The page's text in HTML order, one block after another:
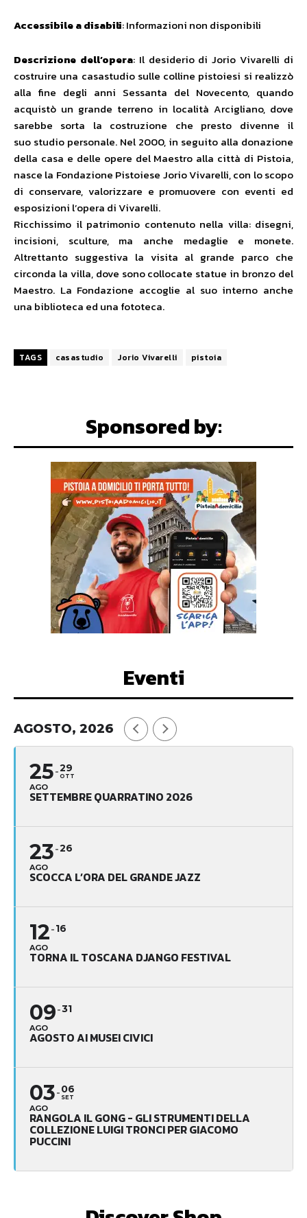
Accessibile a disabili: Informazioni non disponibili
Descrizione dell’opera: Il desiderio di Jorio Vivarelli di
costruire una casastudio sulle colline pistoiesi si realizzò
alla fine degli anni Sessanta del Novecento, quando
acquistò un grande terreno in località Arcigliano, dove
sarebbe sorta la costruzione che presto divenne il
suo studio personale. Nel 2000, in seguito alla donazione
della casa e delle opere del Maestro alla città di Pistoia,
nasce la Fondazione Pistoiese Jorio Vivarelli, con lo scopo
di conservare, valorizzare e promuovere con eventi ed
esposizioni l’opera di Vivarelli.
Ricchissimo il patrimonio contenuto nella villa: disegni,
incisioni, sculture, ma anche medaglie e monete.
Altrettanto suggestiva la visita al grande parco che
circonda la villa, dove sono collocate statue in bronzo del
Maestro. La Fondazione accoglie al suo interno anche
una biblioteca ed una fototeca.
TAGS casastudio Jorio Vivarelli pistoia
Sponsored by:
Eventi
AGOSTO, 2026
25
AGO
29
OTT
SETTEMBRE QUARRATINO 2026
23
AGO
26
SCOCCA L’ORA DEL GRANDE JAZZ
12
AGO
16
TORNA IL TOSCANA DJANGO FESTIVAL
09
AGO
31
AGOSTO AI MUSEI CIVICI
03
AGO
06
SET
RANGOLA IL GONG - GLI STRUMENTI DELLA
COLLEZIONE LUIGI TRONCI PER GIACOMO
PUCCINI